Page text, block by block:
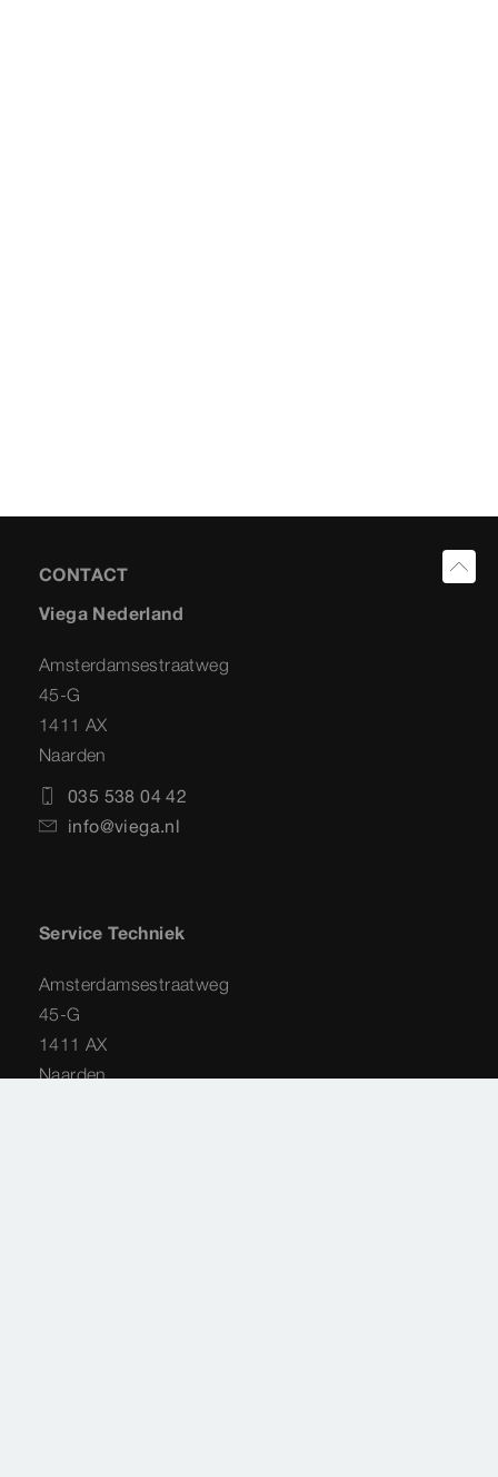
CONTACT
Viega Nederland
Amsterdamsestraatweg
45-G
1411 AX
Naarden
035 538 04 42
info@viega.nl
Service Techniek
Amsterdamsestraatweg
45-G
1411 AX
Naarden